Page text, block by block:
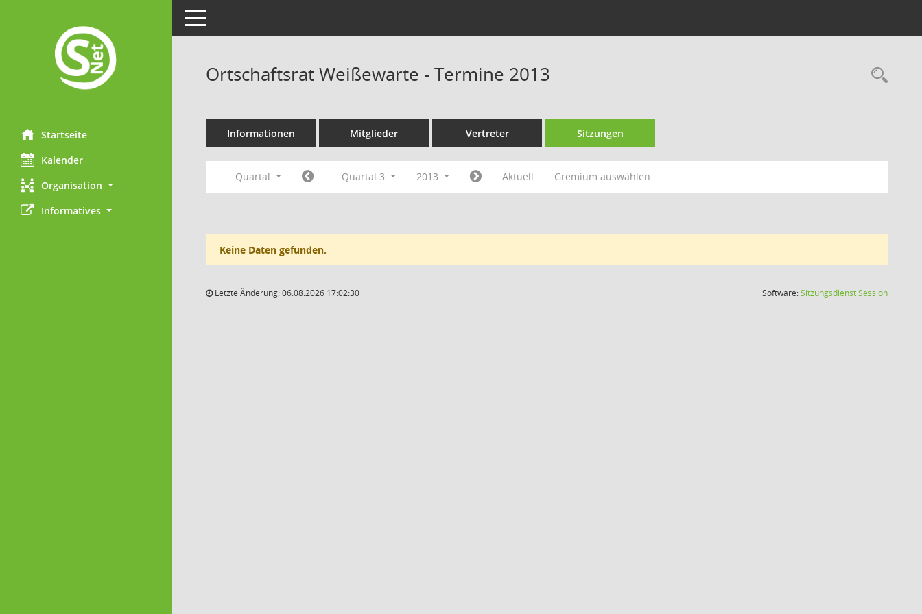
Startseite
Kalender
Organisation
Informatives
Toggle navigation
Ortschaftsrat Weißewarte - Termine 2013
Informationen Mitglieder Vertreter Sitzungen
Quartal Quartal 3 2013 Aktuell Gremium auswählen
Keine Daten gefunden.
Letzte Änderung: 06.08.2026 17:02:30 Software:SitzungsdienstSession(Wird in